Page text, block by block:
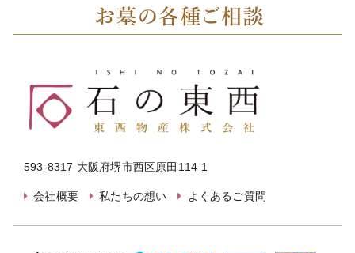
593-8317 大阪府堺市西区原田114-1
会社概要 私たちの想い よくあるご質問